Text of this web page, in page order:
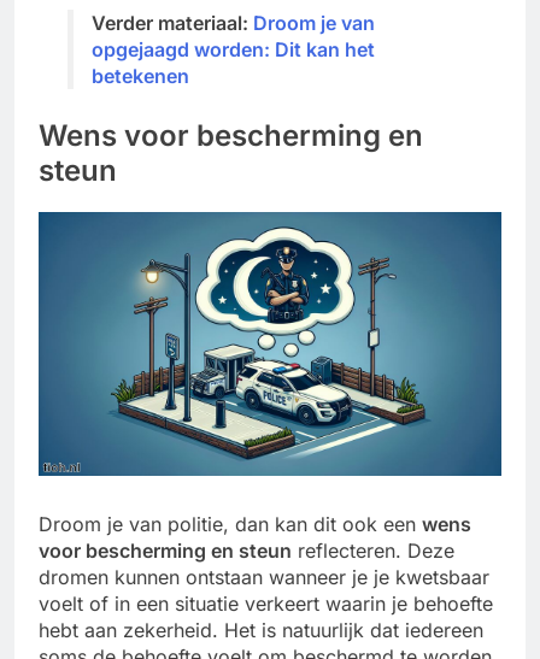
Verder materiaal: Droom je van
opgejaagd worden: Dit kan het
betekenen
Wens voor bescherming en
steun
Droom je van politie, dan kan dit ook een wens
voor bescherming en steun reflecteren. Deze
dromen kunnen ontstaan wanneer je je kwetsbaar
voelt of in een situatie verkeert waarin je behoefte
hebt aan zekerheid. Het is natuurlijk dat iedereen